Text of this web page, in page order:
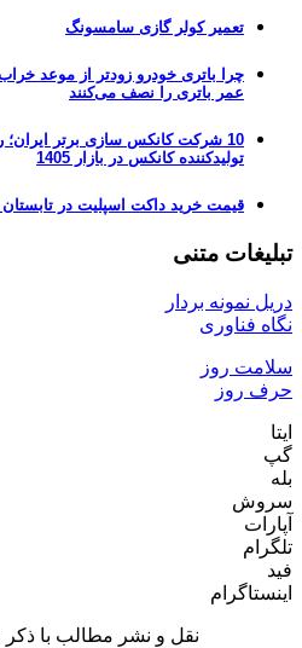
تعمیر کولر گازی سامسونگ
عمر باتری را نصف می‌کنند
10 شرکت کانکس سازی برتر
تولیدکننده کانکس در بازار 1405
قیمت خرید داکت اسپلیت در تابستان ۱۴۰۵
تبلیغات متنی
دریل نمونه بردار
نگاه فناوری
سلامت روز
حرف روز
ایتا
گپ
بله
سروش
آپارات
تلگرام
فید
اینستاگرام
نقل و نشر مطالب با ذکر